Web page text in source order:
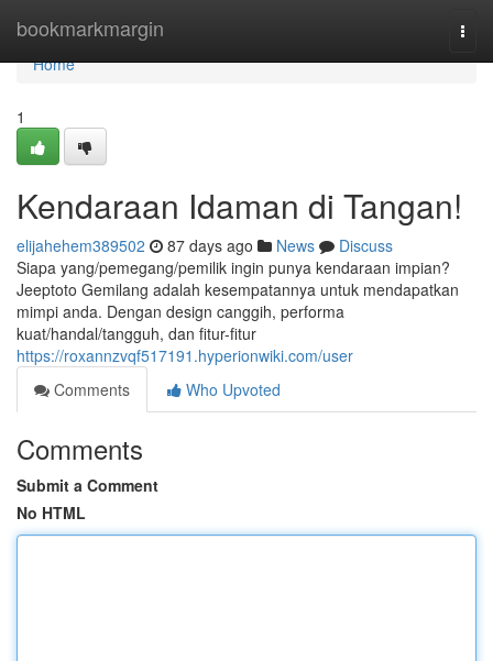
bookmarkmargin
Home
Home
1
Kendaraan Idaman di Tangan!
elijahehem389502 87 days ago News
Discuss
Siapa yang/pemegang/pemilik ingin punya kendaraan impian?
Jeeptoto Gemilang adalah kesempatannya untuk mendapatkan
mimpi anda. Dengan design canggih, performa
kuat/handal/tangguh, dan fitur-fitur
https://roxannzvqf517191.hyperionwiki.com/user
Comments
Who Upvoted
Comments
Submit a Comment
No HTML